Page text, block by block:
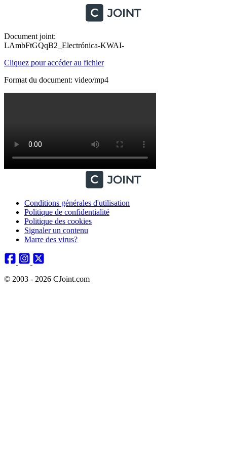
Document joint:
LAmbFtGQqB2_Electrónica-KWAI-
Cliquez pour accéder au fichier
Format du document: video/mp4
Conditions générales d'utilisation
Politique de confidentialité
Politique des cookies
Signaler un contenu
Marre des virus?
© 2003 - 2026 CJoint.com